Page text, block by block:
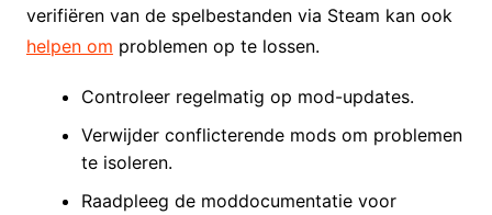
verifiëren van de spelbestanden via Steam kan ook
helpen om problemen op te lossen.
Controleer regelmatig op mod-updates.
Verwijder conflicterende mods om problemen
te isoleren.
Raadpleeg de moddocumentatie voor